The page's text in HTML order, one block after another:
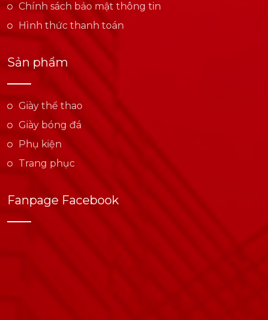
Chính sách bảo mật thông tin
Hình thức thanh toán
Sản phẩm
Giày thể thao
Giày bóng đá
Phụ kiện
Trang phục
Fanpage Facebook